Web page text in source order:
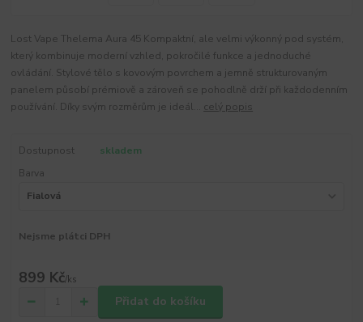
Lost Vape Thelema Aura 45 Kompaktní, ale velmi výkonný pod systém,
který kombinuje moderní vzhled, pokročilé funkce a jednoduché
ovládání. Stylové tělo s kovovým povrchem a jemně strukturovaným
panelem působí prémiově a zároveň se pohodlně drží při každodenním
používání. Díky svým rozměrům je ideál... celý popis
Dostupnost
skladem
Barva
Nejsme plátci DPH
899 Kč/ks
Přidat do košíku